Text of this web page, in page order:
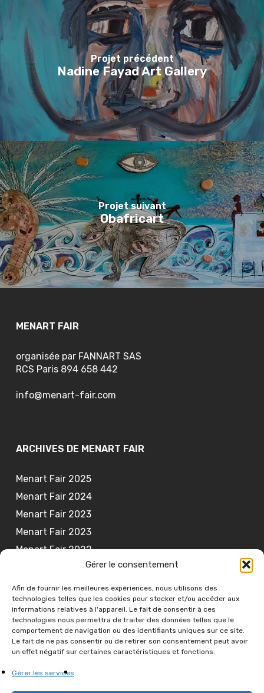
Gérer le consentement
Afin de fournir les meilleures expériences, nous utilisons des
technologies telles que les cookies pour stocker et/ou accéder aux
informations relatives à l'appareil. Le fait de consentir à ces
technologies nous permettra de traiter des données telles que le
comportement de navigation ou des identifiants uniques sur ce site.
Le fait de ne pas consentir ou de retirer son consentement peut avoir
un effet négatif sur certaines caractéristiques et fonctions.
Gérer les services
Projet précédent
Nadine Fayad Art Gallery
Projet suivant
Obafricart
MENART FAIR
organisée par FANNART SAS
RCS Paris 894 658 442
info@menart-fair.com
ARCHIVES DE MENART FAIR
Menart Fair 2025
Menart Fair 2024
Menart Fair 2023
Menart Fair 2023
Menart Fair 2022
Menart Fair 2021
S'INSCRIRE À NOTRE NEWSLETTER